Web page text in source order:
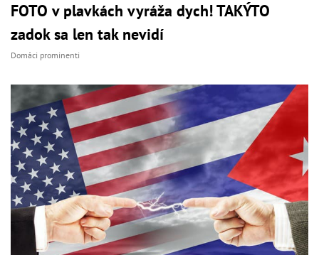
FOTO v plavkách vyráža dych! TAKÝTO
zadok sa len tak nevidí
Domáci prominenti